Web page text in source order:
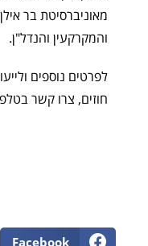
מאוניברסיטת בר
והמקרקעין והנדל"ן.
לפרטים נוספים
חוזים, צרו קשר בטלפון מס'
Facebook